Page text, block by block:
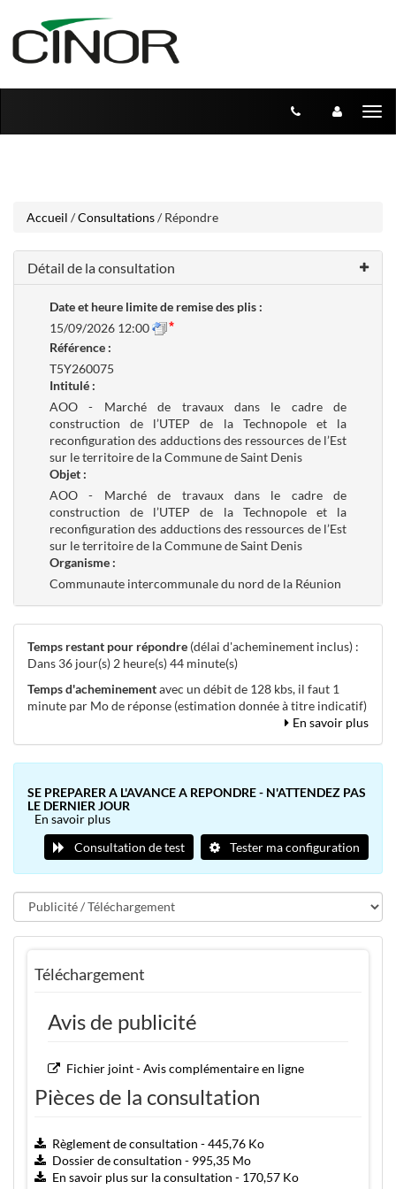
contenu
Accueil /Consultations/ Répondre
Détail de la consultation
Date et heure limite de remise des plis :
15/09/2026 12:00
Référence :
T5Y260075
Intitulé :
AOO - Marché de travaux dans le cadre de
construction de l’UTEP de la Technopole et la
reconfiguration des adductions des ressources de l’Est
sur le territoire de la Commune de Saint Denis
Objet :
AOO - Marché de travaux dans le cadre de
construction de l’UTEP de la Technopole et la
reconfiguration des adductions des ressources de l’Est
sur le territoire de la Commune de Saint Denis
Organisme :
Communaute intercommunale du nord de la Réunion
Temps restant pour répondre (délai d'acheminement inclus) :
Dans 36 jour(s) 2 heure(s) 44 minute(s)
Temps d'acheminementavec un débit de 128 kbs, il faut 1
minute par Mo de réponse (estimation donnée à titre indicatif)
En savoir plus
SE PREPARER A L'AVANCE A REPONDRE - N'ATTENDEZ PAS
LE DERNIER JOUR
En savoir plus
Tester ma configuration
Consultation de test
Téléchargement
Avis de publicité
Fichier joint - Avis complémentaire en ligne
Pièces de la consultation
Règlement de consultation - 445,76 Ko
Dossier de consultation - 995,35 Mo
En savoir plus sur la consultation - 170,57 Ko